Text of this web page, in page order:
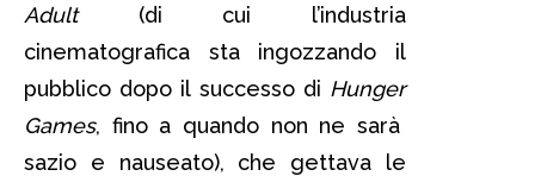
Adult(di cui l’industria
cinematografica sta ingozzando il
pubblico dopo il successo di Hunger
Games, fino a quando non ne sarà
sazio e nauseato), che gettava le